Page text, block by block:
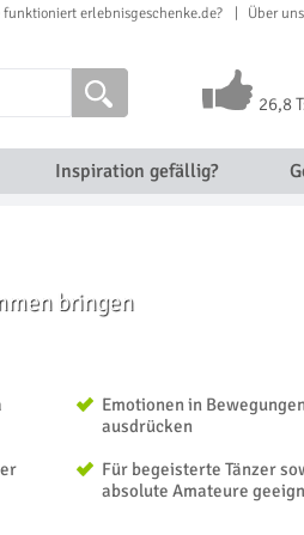
funktioniert erlebnisgeschenke.de? Über uns
26,8
Inspiration gefällig?
bringen
Emotionen in
ausdrücken
Für begeisterte Tänzer
absolute Amateure